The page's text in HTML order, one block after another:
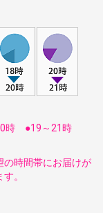
時 ●19～21時
の時間帯にお届けが
。